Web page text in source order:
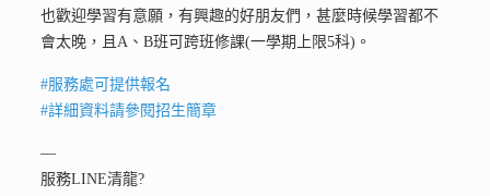
也歡迎學習有意願，有興趣的好朋友們，甚麼時候學習都不
會太晚，且A、B班可跨班修課(一學期上限5科)。
#服務處可提供報名
#詳細資料請參閱招生簡章
—
服務LINE清龍?